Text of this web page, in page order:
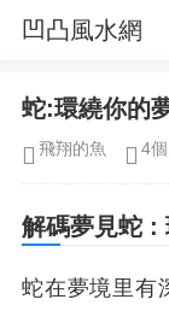
凹凸風水網
蛇:環繞你的
飛翔的魚 4
解碼夢見蛇 :
蛇在夢境里有